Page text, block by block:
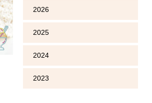
2026
2025
2024
2023